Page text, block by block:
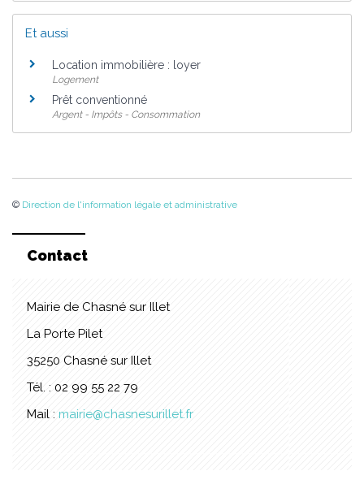
Et aussi
Location immobilière : loyer
Logement
Prêt conventionné
Argent - Impôts - Consommation
© Direction de l'information légale et administrative
Contact
Mairie de Chasné sur Illet
La Porte Pilet
35250 Chasné sur Illet
Tél. : 02 99 55 22 79
Mail : mairie@chasnesurillet.fr